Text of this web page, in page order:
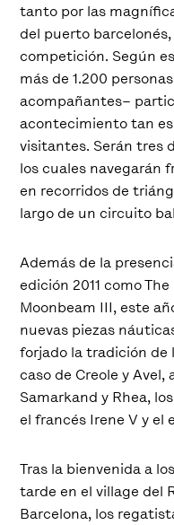
tanto por las
del puerto
competición. Según
más de 1.200
acompañantes–
acontecimiento tan
visitantes. Serán tres
los cuales navegarán
en recorridos de
largo de un circuito
Además de la
edición 2011 como
Moonbeam III, este
nuevas piezas
forjado la tradición de
caso de Creole y Avel,
Samarkand y Rhea,
el francés Irene V y el
Tras la bienvenida a
tarde en el village del
Barcelona, los